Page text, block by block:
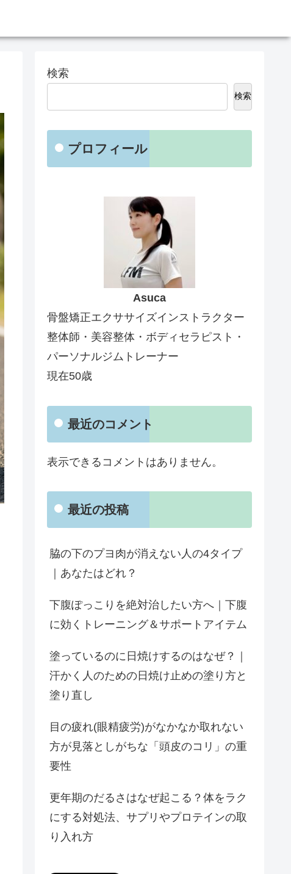
検索
検索
プロフィール
Asuca
骨盤矯正エクササイズインストラクター
整体師・美容整体・ボディセラピスト・
パーソナルジムトレーナー
現在50歳
最近のコメント
表示できるコメントはありません。
最近の投稿
脇の下のプヨ肉が消えない人の4タイプ
｜あなたはどれ？
下腹ぽっこりを絶対治したい方へ｜下腹
に効くトレーニング＆サポートアイテム
塗っているのに日焼けするのはなぜ？｜
汗かく人のための日焼け止めの塗り方と
塗り直し
目の疲れ(眼精疲労)がなかなか取れない
方が見落としがちな「頭皮のコリ」の重
要性
更年期のだるさはなぜ起こる？体をラク
にする対処法、サプリやプロテインの取
り入れ方